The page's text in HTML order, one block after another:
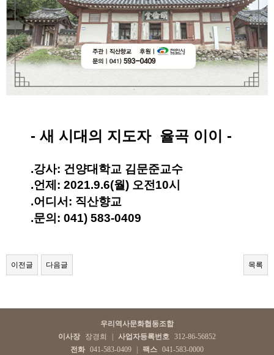
- 새 시대의 지도자 율곡 이이 -
.강사: 건양대학교 김문준교수
.언제: 2021.9.6(월) 오전10시
.어디서: 직산향교
.문의: 041) 583-0409​
이전글 다음글 목록
우리역사문화협동조합
이사장
장경희 | 사업자등록번호 312-86-56852
전화 041-583-0409 | 팩스 041-583-0000